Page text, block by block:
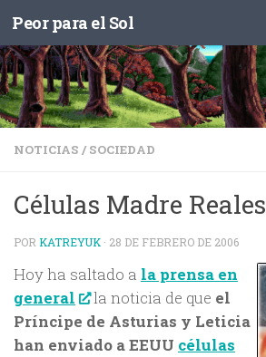
Saltar al contenido
Peor para el Sol
NOTICIAS / SOCIEDAD
Células Madre Reales
POR KATREYUK · 28 DE FEBRERO DE 2006
Hoy ha saltado a la prensa en
general
la noticia de que el
Príncipe de Asturias y Leticia
han enviado a EEUU células